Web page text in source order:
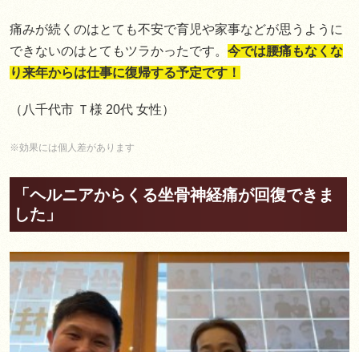
痛みが続くのはとても不安で育児や家事などが思うように
できないのはとてもツラかったです。 今では腰痛もなくな
り来年からは仕事に復帰する予定です！
（八千代市 Ｔ様 20代 女性）
※効果には個人差があります
「ヘルニアからくる坐骨神経痛が回復できま
した」